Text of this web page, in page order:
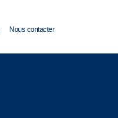
Nous contacter